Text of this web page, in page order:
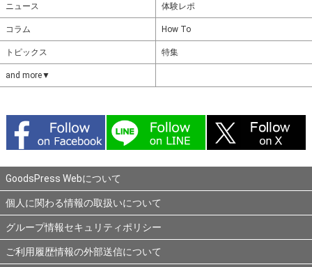
ニュース 体験レポ
コラム How To
トピックス 特集
and more▼
GoodsPress Webについて
個人に関わる情報の取扱いについて
グループ情報セキュリティポリシー
ご利用履歴情報の外部送信について